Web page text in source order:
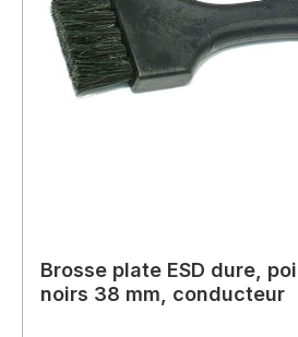
Brosse plate ESD dure,
noirs 38 mm, conducteur